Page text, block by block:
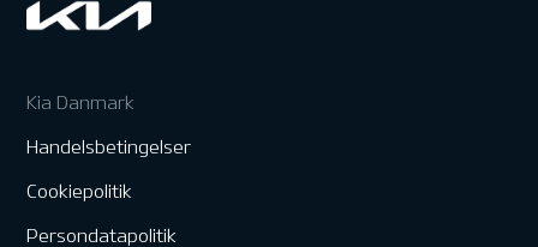
Kia Danmark
Handelsbetingelser
Cookiepolitik
Persondatapolitik